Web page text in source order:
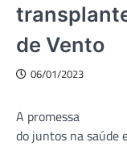
de Vento
06/01/2023
A promessa
do juntos na saúde